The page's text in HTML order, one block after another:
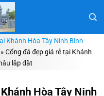
Khánh Hòa Tây Ninh Bình
» Cổng đá đẹp giá rẻ tại Khánh
lắp đặt
Hòa Tây Ninh